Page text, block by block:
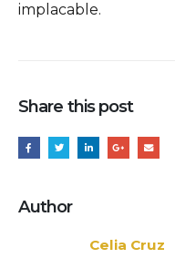
implacable.
Share this post
Author
Celia Cruz